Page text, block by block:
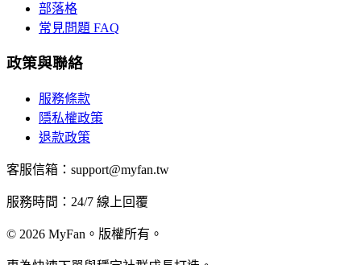
部落格
常見問題 FAQ
政策與聯絡
服務條款
隱私權政策
退款政策
客服信箱：support@myfan.tw
服務時間：24/7 線上回覆
© 2026 MyFan。版權所有。